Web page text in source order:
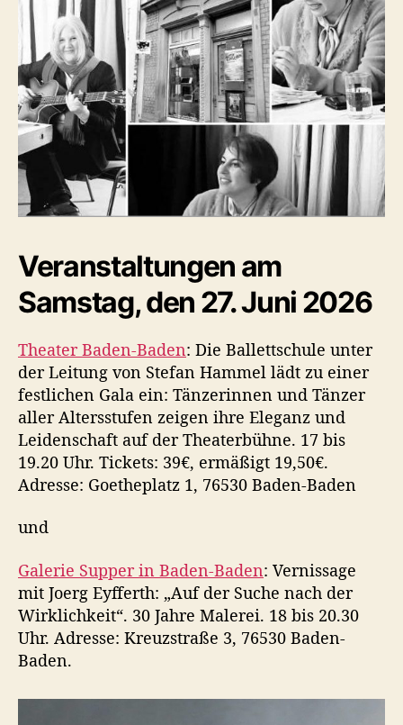
Veranstaltungen am
Samstag, den 27. Juni 2026
Theater Baden-Baden: Die Ballettschule unter
der Leitung von Stefan Hammel lädt zu einer
festlichen Gala ein: Tänzerinnen und Tänzer
aller Altersstufen zeigen ihre Eleganz und
Leidenschaft auf der Theaterbühne. 17 bis
19.20 Uhr. Tickets: 39€, ermäßigt 19,50€.
Adresse: Goetheplatz 1, 76530 Baden-Baden
und
Galerie Supper in Baden-Baden: Vernissage
mit Joerg Eyfferth: „Auf der Suche nach der
Wirklichkeit“. 30 Jahre Malerei. 18 bis 20.30
Uhr. Adresse: Kreuzstraße 3, 76530 Baden-
Baden.